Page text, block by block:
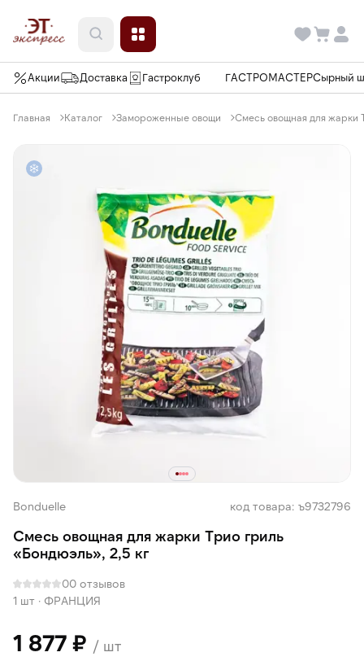
Акции Доставка Гастроклуб ГАСТРОМАСТЕРСырный
Главная Каталог Замороженные овощи Смесь овощная для жарки
Bonduelle код товара: ъ9732796
Смесь овощная для жарки Трио гриль
«Бондюэль», 2,5 кг
00 отзывов
1 шт · ФРАНЦИЯ
1 877 ₽ / шт